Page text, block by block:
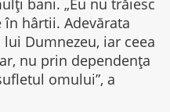
hârtii. Adevărata
Dumnezeu, iar ceea
nu prin dependența
omului”, a